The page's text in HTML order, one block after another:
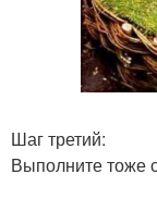
Шаг третий:
Выполните тоже